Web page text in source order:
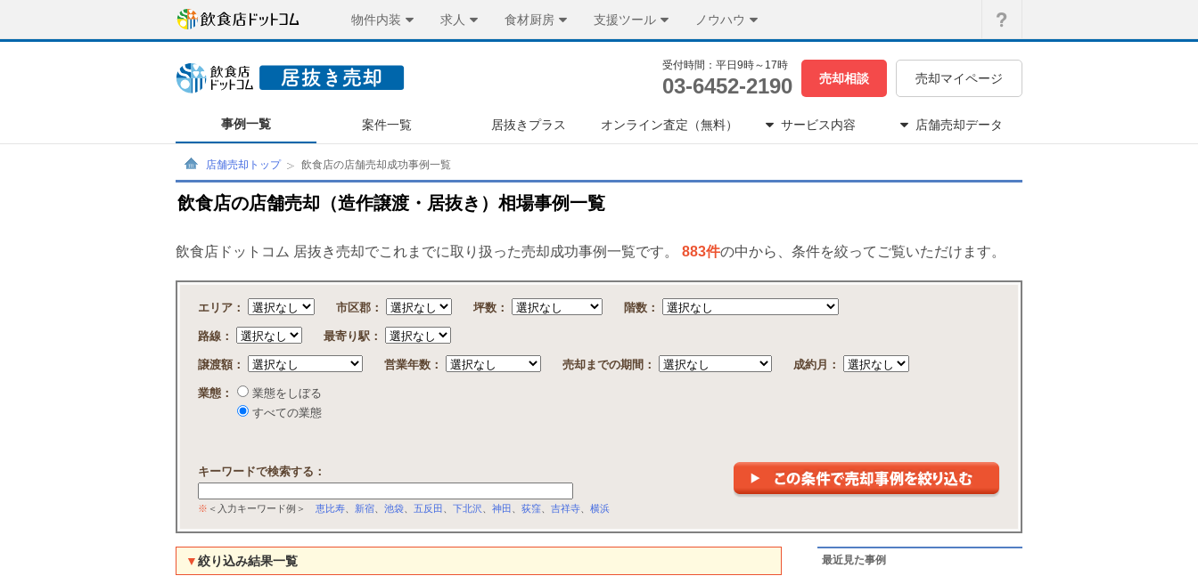
物件内装 求人 食材厨房 支援ツール ノウハウ
受付時間：平日9時～17時
03-6452-2190 売却相談 売却マイページ
事例一覧 案件一覧 居抜きプラス オンライン査定（無料） サービス内容 店舗売却データ
店舗売却トップ 飲食店の店舗売却成功事例一覧
飲食店の店舗売却（造作譲渡・居抜き）相場事例一覧
飲食店ドットコム 居抜き売却でこれまでに取り扱った売却成功事例一覧です。 883件の中から、条件を絞ってご覧いただけます。
エリア： 市区郡： 坪数： 階数：
路線： 最寄り駅：
譲渡額： 営業年数： 売却までの期間： 成約月：
業態：
業態をしぼる
すべての業態
キーワードで検索する：
※ ＜入力キーワード例＞ 恵比寿 新宿 池袋 五反田 下北沢 神田 荻窪 吉祥寺 横浜
▼絞り込み結果一覧 最近見た事例